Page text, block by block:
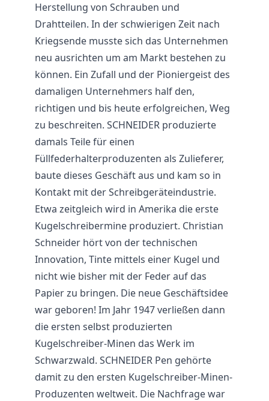
Herstellung von Schrauben und
Drahtteilen. In der schwierigen Zeit nach
Kriegsende musste sich das Unternehmen
neu ausrichten um am Markt bestehen zu
können. Ein Zufall und der Pioniergeist des
damaligen Unternehmers half den,
richtigen und bis heute erfolgreichen, Weg
zu beschreiten. SCHNEIDER produzierte
damals Teile für einen
Füllfederhalterproduzenten als Zulieferer,
baute dieses Geschäft aus und kam so in
Kontakt mit der Schreibgeräteindustrie.
Etwa zeitgleich wird in Amerika die erste
Kugelschreibermine produziert. Christian
Schneider hört von der technischen
Innovation, Tinte mittels einer Kugel und
nicht wie bisher mit der Feder auf das
Papier zu bringen. Die neue Geschäftsidee
war geboren! Im Jahr 1947 verließen dann
die ersten selbst produzierten
Kugelschreiber-Minen das Werk im
Schwarzwald. SCHNEIDER Pen gehörte
damit zu den ersten Kugelschreiber-Minen-
Produzenten weltweit. Die Nachfrage war